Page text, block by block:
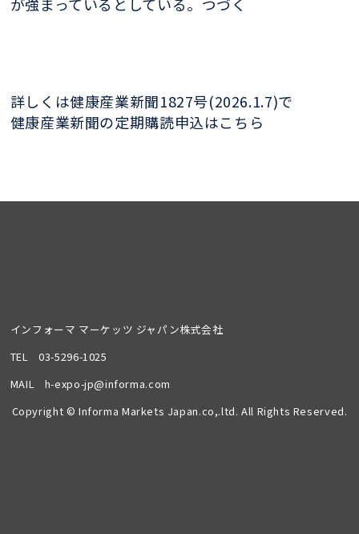
詳しくは健康産業新聞1827号(2026.1.7)で
健康産業新聞の定期購読申込はこちら
インフォーマ マーケッツ ジャパン株式会社
TEL03-5296-1025
MAIL h-expo-jp@informa.com
Copyright © Informa Markets Japan.co,.ltd. All Rights Reserved.